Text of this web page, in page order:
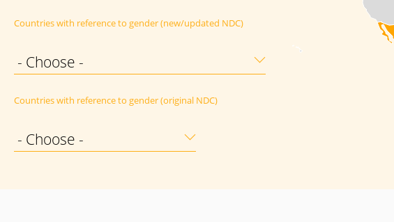
Countries with reference to gender (new/updated NDC)
- Choose -
Countries with reference to gender (original NDC)
- Choose -